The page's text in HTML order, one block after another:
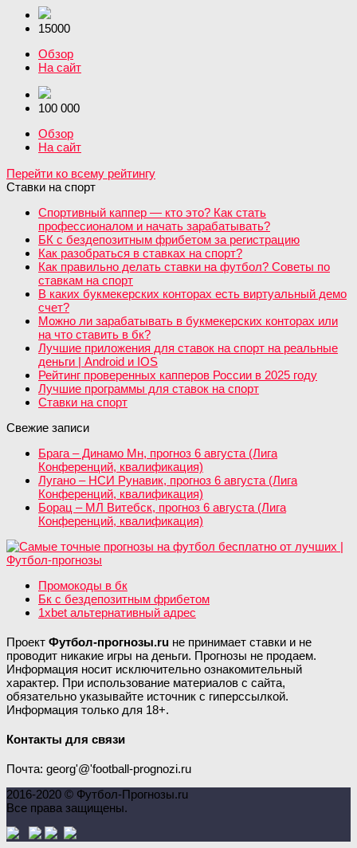
15000
Обзор
На сайт
100 000
Обзор
На сайт
Перейти ко всему рейтингу
Ставки на спорт
Спортивный каппер — кто это? Как стать
профессионалом и начать зарабатывать?
БК с бездепозитным фрибетом за регистрацию
Как разобраться в ставках на спорт?
Как правильно делать ставки на футбол? Советы по
ставкам на спорт
В каких букмекерских конторах есть виртуальный демо
счет?
Можно ли зарабатывать в букмекерских конторах или
на что ставить в бк?
Лучшие приложения для ставок на спорт на реальные
деньги | Android и IOS
Рейтинг проверенных капперов России в 2025 году
Лучшие программы для ставок на спорт
Ставки на спорт
Свежие записи
Брага – Динамо Мн, прогноз 6 августа (Лига
Конференций, квалификация)
Лугано – НСИ Рунавик, прогноз 6 августа (Лига
Конференций, квалификация)
Борац – МЛ Витебск, прогноз 6 августа (Лига
Конференций, квалификация)
Промокоды в бк
Бк с бездепозитным фрибетом
1xbet альтернативный адрес
Проект Футбол-прогнозы.ru не принимает ставки и не
проводит никакие игры на деньги. Прогнозы не продаем.
Информация носит исключительно ознакомительный
характер. При использование материалов с сайта,
обязательно указывайте источник с гиперссылкой.
Информация только для 18+.
Контакты для связи
Почта: georg'@'football-prognozi.ru
2016-2020 © Футбол-Прогнозы.ru
Все права защищены.